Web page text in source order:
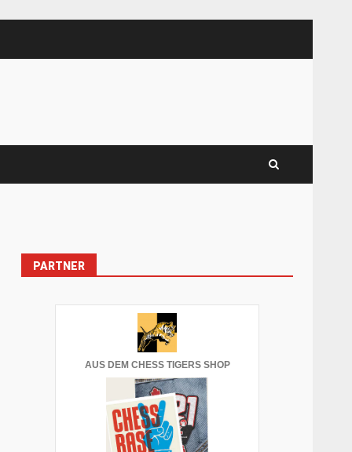
PARTNER
AUS DEM CHESS TIGERS SHOP